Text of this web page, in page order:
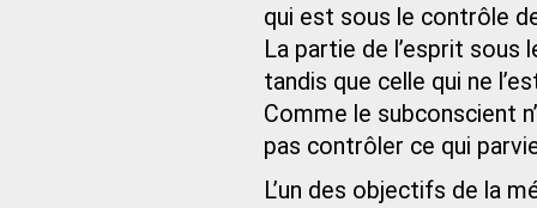
qui est sous le contrôle
La partie de l’esprit sous
tandis que celle qui ne
Comme le subconscient
pas contrôler ce qui
L’un des objectifs de la